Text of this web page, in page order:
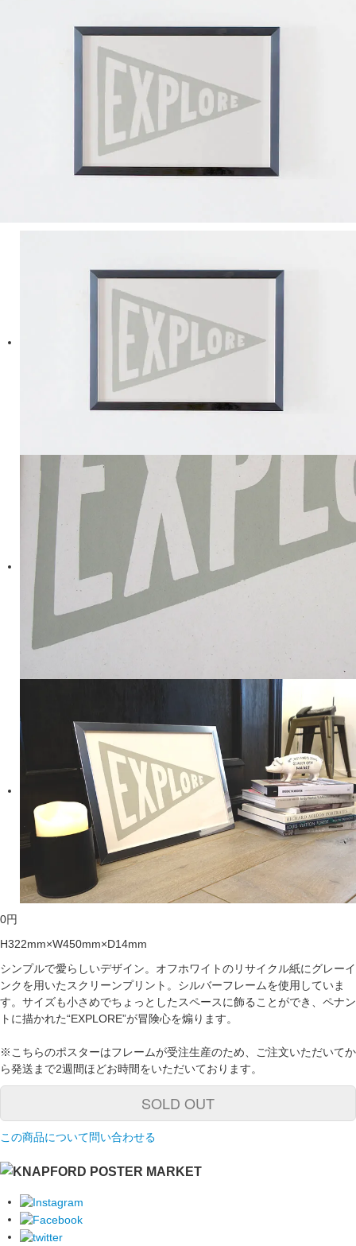
0円
H322mm×W450mm×D14mm
シンプルで愛らしいデザイン。オフホワイトのリサイクル紙にグレーイ
ンクを用いたスクリーンプリント。シルバーフレームを使用していま
す。サイズも小さめでちょっとしたスペースに飾ることができ、ペナン
トに描かれた“EXPLORE”が冒険心を煽ります。
※こちらのポスターはフレームが受注生産のため、ご注文いただいてか
ら発送まで2週間ほどお時間をいただいております。
SOLD OUT
この商品について問い合わせる